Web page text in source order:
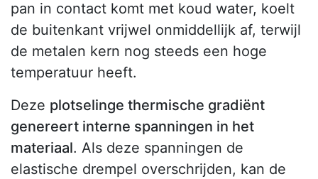
pan in contact komt met koud water, koelt
de buitenkant vrijwel onmiddellijk af, terwijl
de metalen kern nog steeds een hoge
temperatuur heeft.
Deze plotselinge thermische gradiënt
genereert interne spanningen in het
materiaal. Als deze spanningen de
elastische drempel overschrijden, kan de